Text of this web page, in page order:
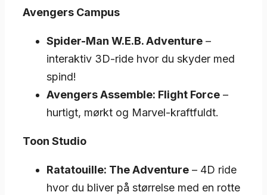
Avengers Campus
Spider-Man W.E.B. Adventure –
interaktiv 3D-ride hvor du skyder med
spind!
Avengers Assemble: Flight Force –
hurtigt, mørkt og Marvel-kraftfuldt.
Toon Studio
Ratatouille: The Adventure – 4D ride
hvor du bliver på størrelse med en rotte